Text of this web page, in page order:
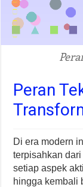
Peran
Di era modern
terpisahkan
setiap aspek
hingga kembali